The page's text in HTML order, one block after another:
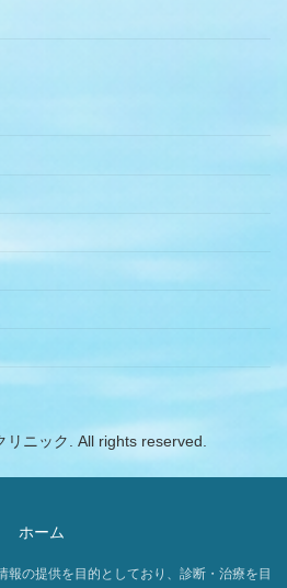
リニック. All rights reserved.
ホーム